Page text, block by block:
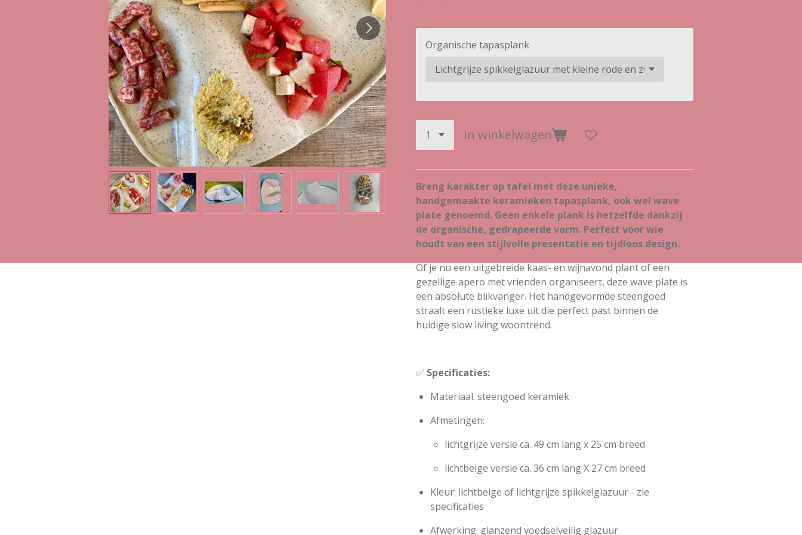
Organische tapasplank
In winkelwagen
Breng karakter op tafel met deze unieke,
handgemaakte keramieken tapasplank, ook wel wave
plate genoemd. Geen enkele plank is hetzelfde dankzij
de organische, gedrapeerde vorm. Perfect voor wie
houdt van een stijlvolle presentatie en tijdloos design.
Of je nu een uitgebreide kaas- en wijnavond plant of een
gezellige apero met vrienden organiseert, deze wave plate is
een absolute blikvanger. Het handgevormde steengoed
straalt een rustieke luxe uit die perfect past binnen de
huidige slow living woontrend.
✅ Specificaties:
Materiaal: steengoed keramiek
Afmetingen:
lichtgrijze versie ca. 49 cm lang x 25 cm breed
lichtbeige versie ca. 36 cm lang X 27 cm breed
Kleur: lichtbeige of lichtgrijze spikkelglazuur - zie
specificaties
Afwerking: glanzend voedselveilig glazuur